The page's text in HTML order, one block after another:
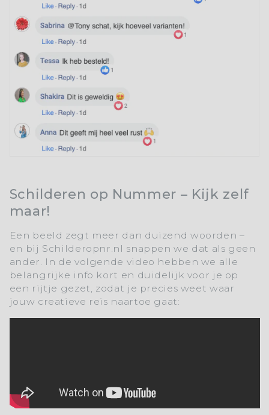
Schilderen op Nummer – Kijk zelf
maar!
Een beeld zegt meer dan duizend woorden –
en bij Schilderopnr.nl snappen we dat als geen
ander. In de volgende video hebben we alle
belangrijke info kort en duidelijk voor je op
een rijtje gezet, zodat je precies weet waar
jouw creatieve reis naartoe gaat: